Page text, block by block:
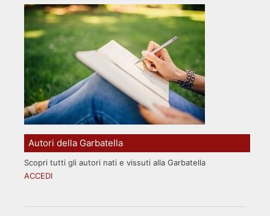
Autori della Garbatella
Scopri tutti gli autori nati e vissuti alla Garbatella
ACCEDI